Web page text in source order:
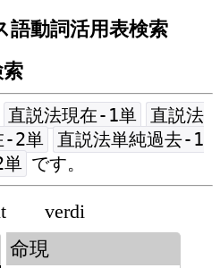
語動詞活用表検索
直説法現在-1単
直説法
-2単
直説法単純過去-1
単 です。
verdi
命現